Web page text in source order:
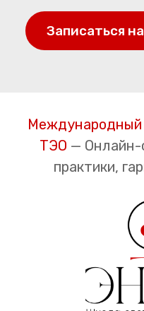
Записаться
ТЭО — Онлайн-
практики,